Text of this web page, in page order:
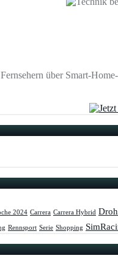
über Smart-
2024 Carrera Carrera Hybrid
Rennsport Serie Shopping